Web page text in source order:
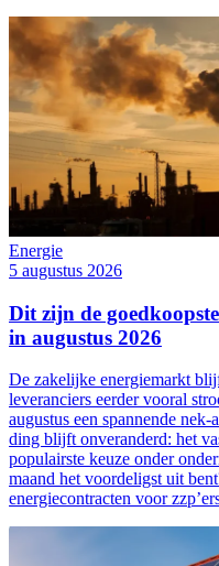
Energie
5 augustus 2026
Dit zijn de
in augustus 2026
De zakelijke energiemarkt
leveranciers eerder vooral
augustus een spannende
ding blijft onveranderd: het
populairste keuze onder
maand het voordeligst uit
energiecontracten voor